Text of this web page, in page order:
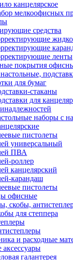
канцелярское
мелкоофисных
средства
ленты
покрытия
для бумаг
стаканы
для
наборы с
пистолеты
универсальный
ПВА
роллер
канцелярский
карандаш
пистолеты
офисные
скобы,
для степпера
и расходные
аксессуары
галантерея